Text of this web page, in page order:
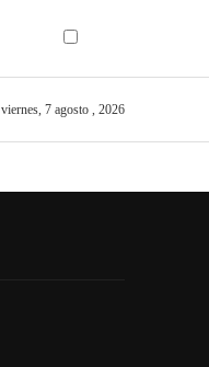
viernes, 7 agosto , 2026